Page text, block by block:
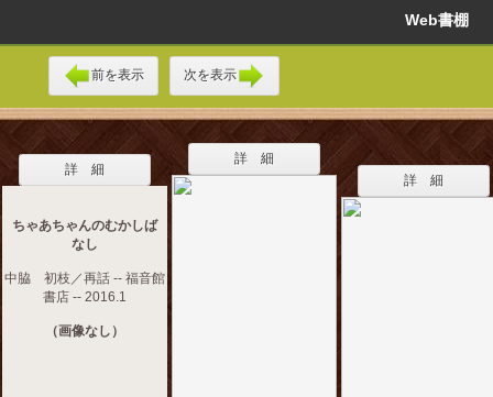
Web書棚
前を表示 次を表示
詳 細
ちゃあちゃんのむかしば
なし
中脇 初枝／再話 -- 福音館
書店 -- 2016.1
（画像なし）
詳 細
詳 細